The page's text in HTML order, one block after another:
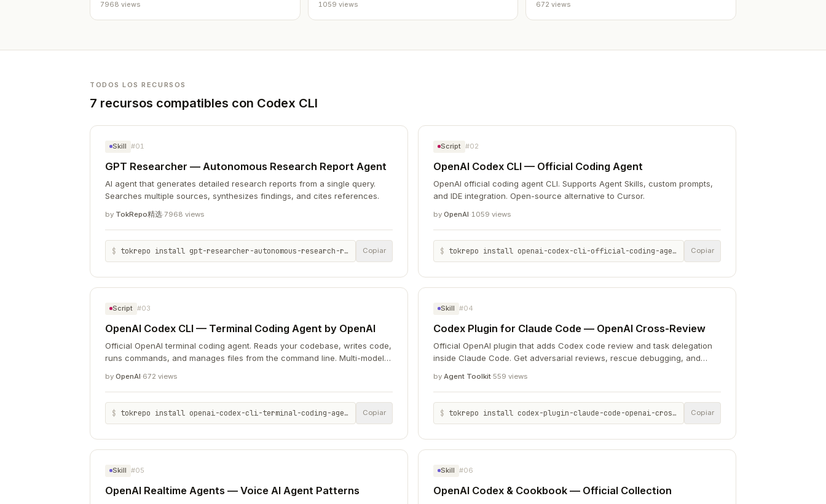
7968 views 1059 views 672 views
TODOS LOS RECURSOS
7 recursos compatibles con Codex CLI
Skill #01
GPT Researcher — Autonomous Research Report Agent
AI agent that generates detailed research reports from a single query.
Searches multiple sources, synthesizes findings, and cites references.
by TokRepo精选·7968 views
$ tokrepo install gpt-researcher-autonomous-research-report-agent-23330210 Copiar
Script #02
OpenAI Codex CLI — Official Coding Agent
OpenAI official coding agent CLI. Supports Agent Skills, custom prompts,
and IDE integration. Open-source alternative to Cursor.
by OpenAI· 1059 views
$ tokrepo install openai-codex-cli-official-coding-agent-3de6c5c7 Copiar
Script #03
OpenAI Codex CLI — Terminal Coding Agent by OpenAI
Official OpenAI terminal coding agent. Reads your codebase, writes code,
runs commands, and manages files from the command line. Multi-model
by OpenAI·672 views
$ tokrepo install openai-codex-cli-terminal-coding-agent-openai-11647c80 Copiar
Skill #04
Codex Plugin for Claude Code — OpenAI Cross-Review
Official OpenAI plugin that adds Codex code review and task delegation
inside Claude Code. Get adversarial reviews, rescue debugging, and
by Agent Toolkit·559 views
$ tokrepo install codex-plugin-claude-code-openai-cross-review-208207e5 Copiar
Skill #05
OpenAI Realtime Agents — Voice AI Agent Patterns
Skill #06
OpenAI Codex & Cookbook — Official Collection